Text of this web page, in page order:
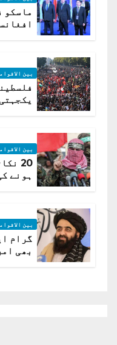
ماسکو
بین
بین
20
ہونے
بین
گرام
بھی